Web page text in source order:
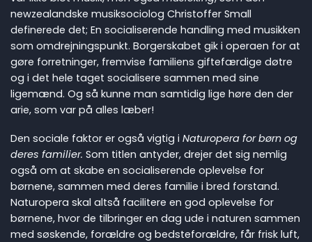
newzealandske musiksociolog Christoffer Small
definerede det; En socialiserende handling med musikken
som omdrejningspunkt. Borgerskabet gik i operaen for at
gøre forretninger, fremvise familiens giftefærdige døtre
og i det hele taget socialisere sammen med sine
ligemænd. Og så kunne man samtidig lige høre den der
arie, som var på alles læber!
Den sociale faktor er også vigtig i Naturopera for børn og
deres familier. Som titlen antyder, drejer det sig nemlig
også om at skabe en socialiserende oplevelse for
børnene, sammen med deres familie i bred forstand.
Naturopera skal altså facilitere en god oplevelse for
børnene, hvor de tilbringer en dag ude i naturen sammen
med søskende, forældre og bedsteforældre, får frisk luft,